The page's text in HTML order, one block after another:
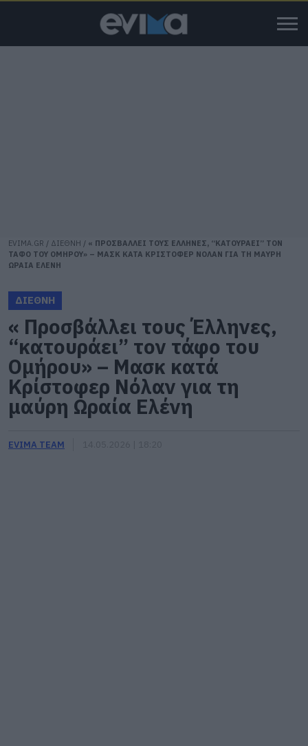
EVIMA.GR / ΔΙΕΘΝΗ / « ΠΡΟΣΒΑΛΛΕΙ ΤΟΥΣ ΕΛΛΗΝΕΣ, “ΚΑΤΟΥΡΑΕΙ” ΤΟΝ
ΤΑΦΟ ΤΟΥ ΟΜΗΡΟΥ» – ΜΑΣΚ ΚΑΤΑ ΚΡΙΣΤΟΦΕΡ ΝΟΛΑΝ ΓΙΑ ΤΗ ΜΑΥΡΗ
ΩΡΑΙΑ ΕΛΕΝΗ
ΔΙΕΘΝΗ
« Προσβάλλει τους Έλληνες,
“κατουράει” τον τάφο του
Ομήρου» – Μασκ κατά
Κρίστοφερ Νόλαν για τη
μαύρη Ωραία Ελένη
EVIMA TEAM